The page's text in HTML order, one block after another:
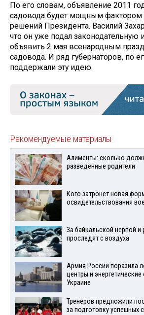
По его словам, объявление 2011
садовода будет мощным фактором
решений Президента. Василий
что он уже подал законодательную
объявить 2 мая всенародным
садовода. И ряд губернаторов, по
поддержали эту идею.
Рекомендуемые материалы
Алименты: сколько
разведенные родители
Кого затронет новая
освидетельствования
За байкальской нерпой
проследят с воздуха
Армия России поразила
центры и
Украине
Тренеров предложили
за подготовку успешных